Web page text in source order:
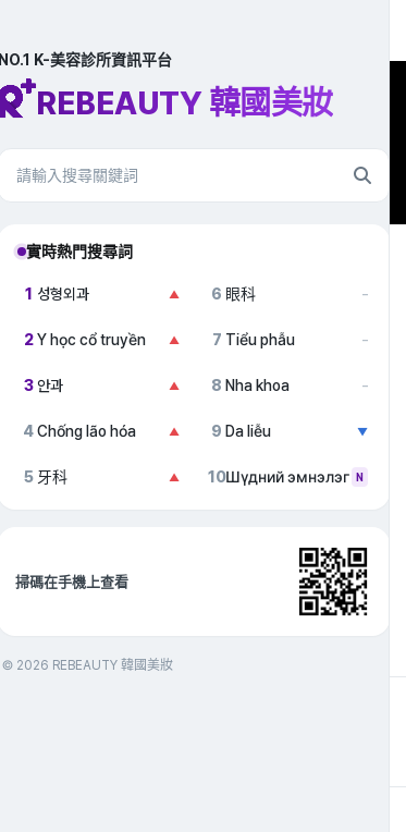
NO.1 K-美容診所資訊平台
REBEAUTY 韓國美妝
實時熱門搜尋詞
1 성형외과 ▲
2 Y học cổ truyền ▲
3 안과 ▲
4Chống lão hóa ▲
5 牙科 ▲
6 眼科 –
7 Tiểu phẫu –
8 Nha khoa –
9 Da liễu ▼
10Шүдний эмнэлэг N
掃碼在手機上查看
© 2026 REBEAUTY 韓國美妝